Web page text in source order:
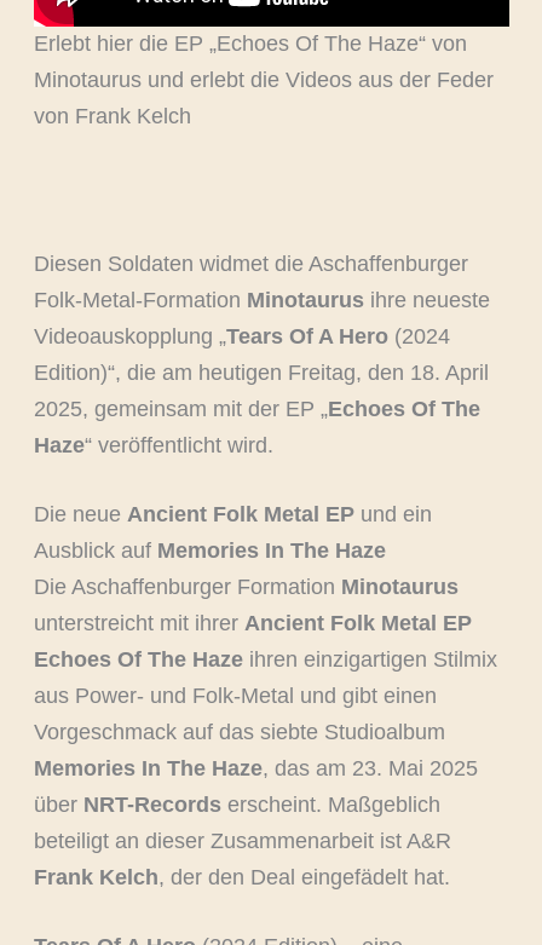
Erlebt hier die EP „Echoes Of The Haze“ von
Minotaurus und erlebt die Videos aus der Feder
von Frank Kelch
Diesen Soldaten widmet die Aschaffenburger
Folk-Metal-Formation Minotaurus ihre neueste
Videoauskopplung „Tears Of A Hero(2024
Edition)“, die am heutigen Freitag, den 18. April
2025, gemeinsam mit der EP „Echoes Of The
Haze“ veröffentlicht wird.
Die neue Ancient Folk Metal EPund ein
Ausblick auf Memories In The Haze
Die Aschaffenburger Formation Minotaurus
unterstreicht mit ihrer Ancient Folk Metal EP
Echoes Of The Hazeihren einzigartigen Stilmix
aus Power- und Folk-Metal und gibt einen
Vorgeschmack auf das siebte Studioalbum
Memories In The Haze, das am 23. Mai 2025
über NRT-Records erscheint. Maßgeblich
beteiligt an dieser Zusammenarbeit ist A&R
Frank Kelch, der den Deal eingefädelt hat.